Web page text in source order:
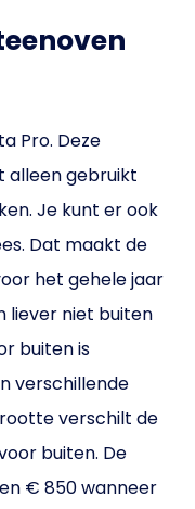
Pro. Deze
alleen gebruikt
Je kunt er ook
Dat maakt de
het gehele jaar
liever niet buiten
buiten is
verschillende
verschilt de
buiten. De
€ 850 wanneer